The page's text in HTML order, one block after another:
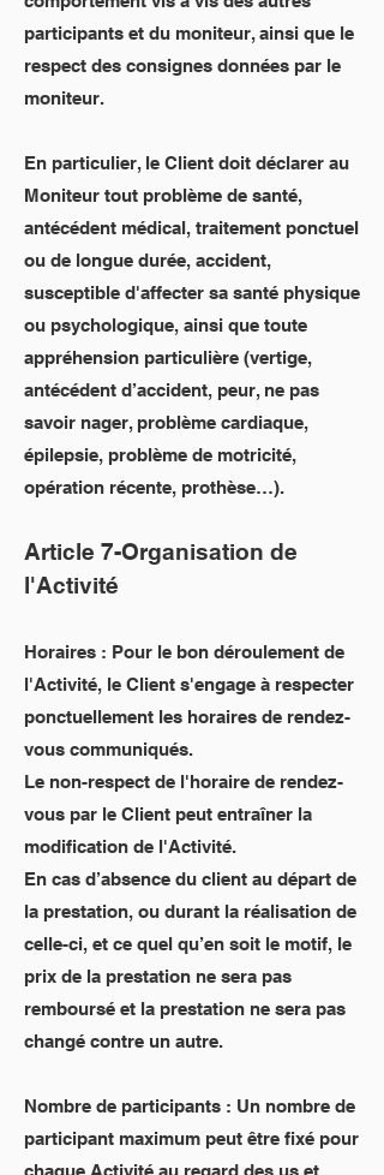
participants et du moniteur, ainsi que le
respect des consignes données par le
moniteur.
En particulier, le Client doit déclarer au
Moniteur tout problème de santé,
antécédent médical, traitement ponctuel
ou de longue durée, accident,
susceptible d'affecter sa santé physique
ou psychologique, ainsi que toute
appréhension particulière (vertige,
antécédent d’accident, peur, ne pas
savoir nager, problème cardiaque,
épilepsie, problème de motricité,
opération récente, prothèse…).
Article 7-Organisation de
l'Activité
Horaires : Pour le bon déroulement de
l'Activité, le Client s'engage à respecter
ponctuellement les horaires de rendez-
vous communiqués.
Le non-respect de l'horaire de rendez-
vous par le Client peut entraîner la
modification de l'Activité.
En cas d’absence du client au départ de
la prestation, ou durant la réalisation de
celle-ci, et ce quel qu’en soit le motif, le
prix de la prestation ne sera pas
remboursé et la prestation ne sera pas
changé contre un autre.
Nombre de participants : Un nombre de
participant maximum peut être fixé pour
chaque Activité au regard des us et